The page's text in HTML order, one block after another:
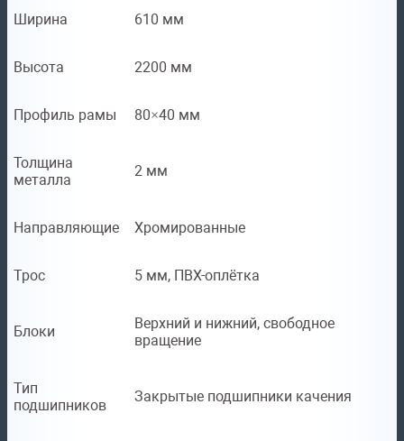
Ширина 610 мм
Высота 2200 мм
Профиль рамы 80×40 мм
Толщина
металла
2 мм
Направляющие Хромированные
Трос 5 мм, ПВХ-оплётка
Блоки
Верхний и нижний, свободное
вращение
Тип
подшипников
Закрытые подшипники качения